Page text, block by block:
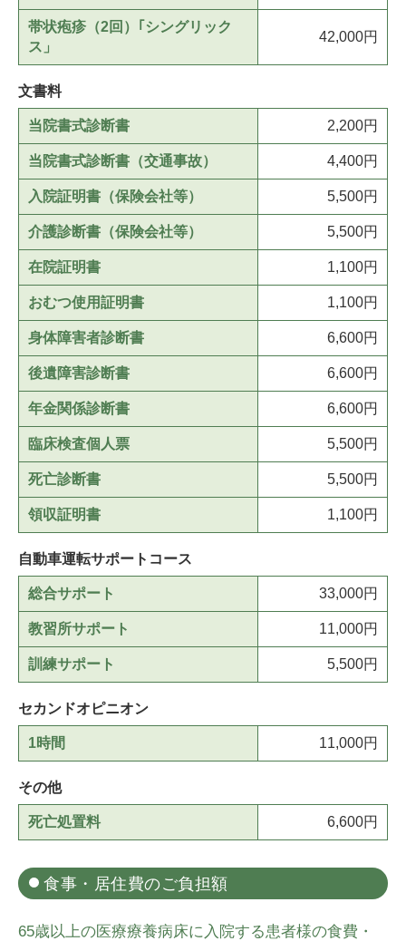
帯状疱疹（2回）｢シングリック
ス」
42,000円
文書料
当院書式診断書 2,200円
当院書式診断書（交通事故） 4,400円
入院証明書（保険会社等） 5,500円
介護診断書（保険会社等） 5,500円
在院証明書 1,100円
おむつ使用証明書 1,100円
身体障害者診断書 6,600円
後遺障害診断書 6,600円
年金関係診断書 6,600円
臨床検査個人票 5,500円
死亡診断書 5,500円
領収証明書 1,100円
自動車運転サポートコース
総合サポート 33,000円
教習所サポート 11,000円
訓練サポート 5,500円
セカンドオピニオン
1時間 11,000円
その他
死亡処置料 6,600円
食事・居住費のご負担額
65歳以上の医療療養病床に入院する患者様の食費・